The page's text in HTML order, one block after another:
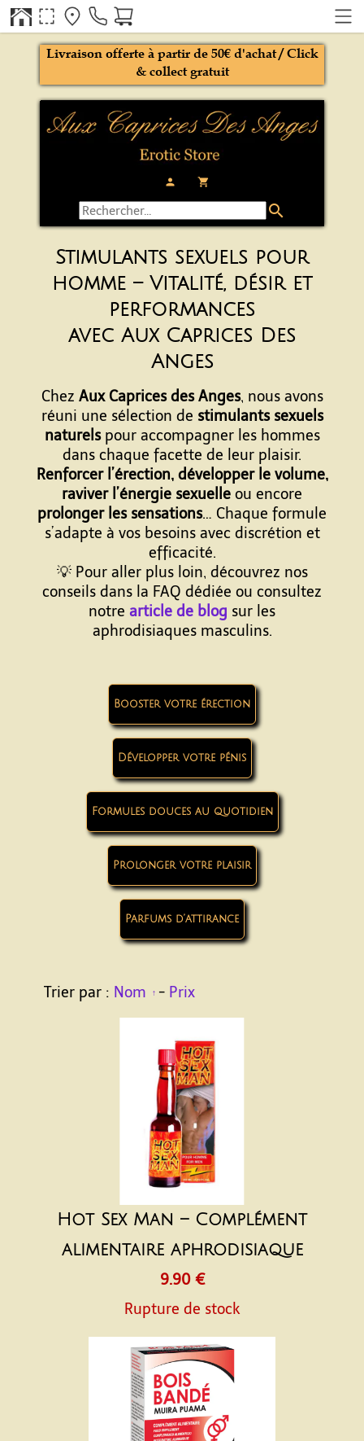
person local_grocery_store
Livraison offerte à partir de 50€ d'achat / Click
& collect gratuit
search
Stimulants sexuels pour
homme – Vitalité, désir et
performances
avec Aux Caprices Des
Anges
Chez Aux Caprices des Anges, nous avons
réuni une sélection de stimulants sexuels
naturelspour accompagner les hommes
dans chaque facette de leur plaisir.
Renforcer l’érection, développer le volume,
raviver l’énergie sexuelle ou encore
prolonger les sensations… Chaque formule
s’adapte à vos besoins avec discrétion et
efficacité.
💡 Pour aller plus loin, découvrez nos
conseils dans la FAQ dédiée ou consultez
notre article de blog sur les
aphrodisiaques masculins.
Booster votre érection
Développer votre pénis
Formules douces au quotidien
Prolonger votre plaisir
Parfums d’attirance
Trier par : Nom - Prix
Hot Sex Man – Complément
alimentaire aphrodisiaque
9.90 €
Rupture de stock